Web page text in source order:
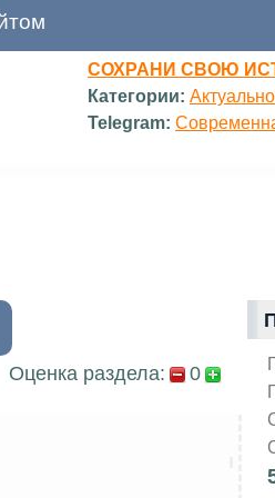
СОХРАНИ СВОЮ
Категории:
Telegram:
Оценка раздела: 0